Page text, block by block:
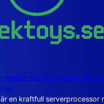
sexton kärnor byggda för
en kraftfull serverprocessor